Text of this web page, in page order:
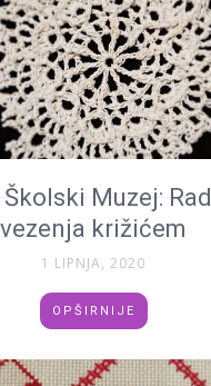
Muzej:
vezenja križićem
1 LIPNJA, 2020
OPŠIRNIJE